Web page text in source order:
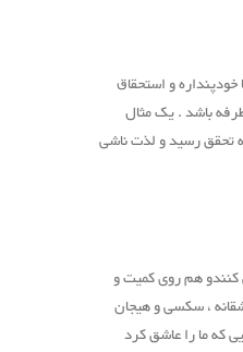
و استحقاق
باشد . یک مثال
تحقق رسید و لذت ناشی
کنندو هم روی کمیت و
، سکسی و هیجان
که ما را عاشق کرد